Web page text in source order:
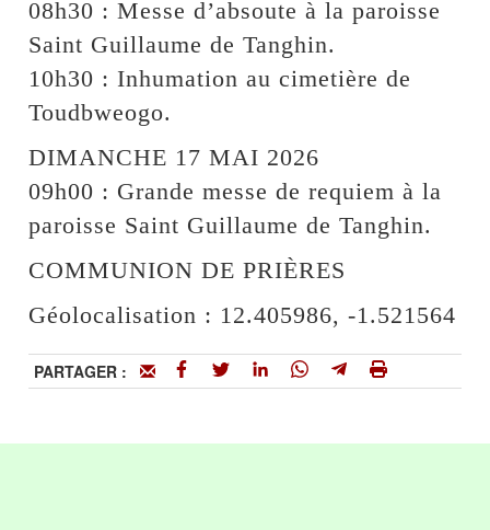
08h30 : Messe d’absoute à la paroisse
Saint Guillaume de Tanghin.
10h30 : Inhumation au cimetière de
Toudbweogo.
DIMANCHE 17 MAI 2026
09h00 : Grande messe de requiem à la
paroisse Saint Guillaume de Tanghin.
COMMUNION DE PRIÈRES
Géolocalisation : 12.405986, -1.521564
PARTAGER :